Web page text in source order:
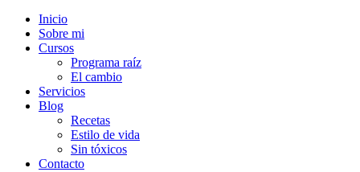
Inicio
Sobre mi
Cursos
Programa raíz
El cambio
Servicios
Blog
Recetas
Estilo de vida
Sin tóxicos
Contacto